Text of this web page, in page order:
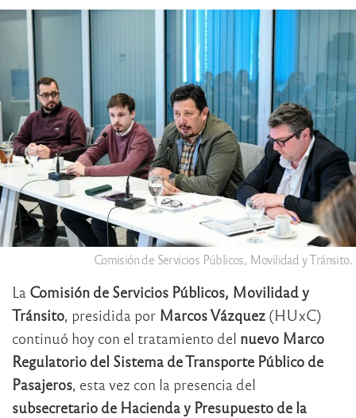
Comisión de Servicios Públicos, Movilidad y Tránsito.
La Comisión de Servicios Públicos, Movilidad y
Tránsito, presidida por Marcos Vázquez (HUxC)
continuó hoy con el tratamiento del nuevo Marco
Regulatorio del Sistema de Transporte Público de
Pasajeros, esta vez con la presencia del
subsecretario de Hacienda y Presupuesto de la